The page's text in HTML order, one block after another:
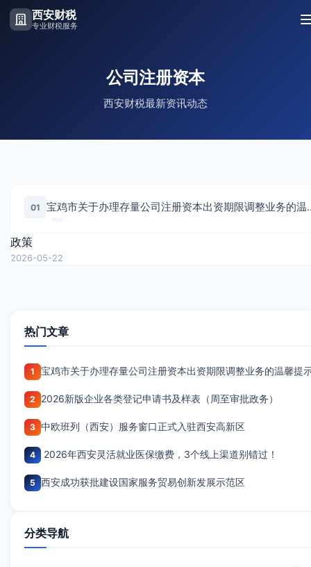
西安财税
专业财税服务
公司注册资本
西安财税最新资讯动态
01 宝鸡市关于办理
政策
2026-05-22
热门文章
1 宝鸡市关于办理存量公司注册资本出资期限调整业务的温馨提
2 2026新版企业各类登记申请书及样表（周至审批政务）
3 中欧班列（西安）服务窗口正式入驻西安高新区
4 2026年西安灵活就业医保缴费，3个线上渠道别错过！
5 西安成功获批建设国家服务贸易创新发展示范区
分类导航